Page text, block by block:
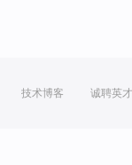
技术博客 诚聘英才